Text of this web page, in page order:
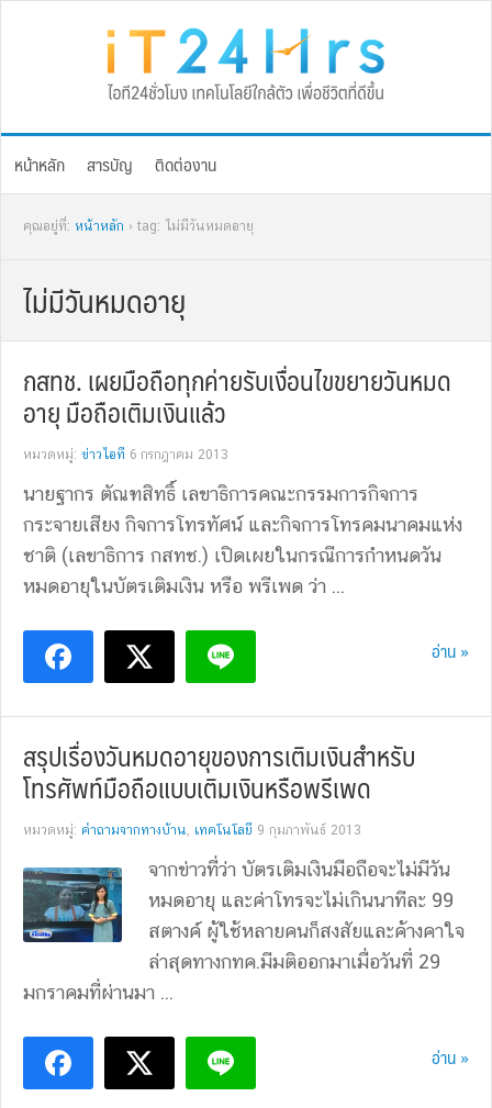
หน้าหลัก สารบัญ ติดต่องาน
คุณอยู่ที่: หน้าหลัก › tag: ไม่มีวันหมดอายุ
ไม่มีวันหมดอายุ
กสทช. เผยมือถือทุกค่ายรับเงื่อนไขขยายวันหมด
อายุ มือถือเติมเงินแล้ว
หมวดหมู่: ข่าวไอที 6 กรกฎาคม 2013
นายฐากร ตัณฑสิทธิ์ เลขาธิการคณะกรรมการกิจการ
กระจายเสียง กิจการโทรทัศน์ และกิจการโทรคมนาคมแห่ง
ชาติ (เลขาธิการ กสทช.) เปิดเผยในกรณีการกำหนดวัน
หมดอายุในบัตรเติมเงิน หรือ พรีเพด ว่า ...
อ่าน »
สรุปเรื่องวันหมดอายุของการเติมเงินสำหรับ
โทรศัพท์มือถือแบบเติมเงินหรือพรีเพด
หมวดหมู่: คำถามจากทางบ้าน, เทคโนโลยี 9 กุมภาพันธ์ 2013
จากข่าวที่ว่า บัตรเติมเงินมือถือจะไม่มีวัน
หมดอายุ และค่าโทรจะไม่เกินนาทีละ 99
สตางค์ ผู้ใช้หลายคนก็สงสัยและค้างคาใจ
ล่าสุดทางกทค.มีมติออกมาเมื่อวันที่ 29
มกราคมที่ผ่านมา ...
อ่าน »